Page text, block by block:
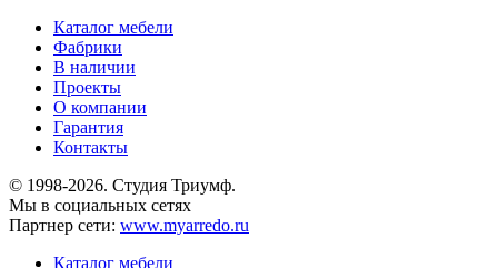
Каталог мебели
Фабрики
В наличии
Проекты
О компании
Гарантия
Контакты
© 1998-2026. Студия Триумф.
Мы в социальных сетях
Партнер сети: www.myarredo.ru
Каталог мебели